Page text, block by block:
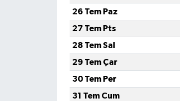
26 Tem Paz
27 Tem Pts
28 Tem Sal
29 Tem Çar
30 Tem Per
31 Tem Cum